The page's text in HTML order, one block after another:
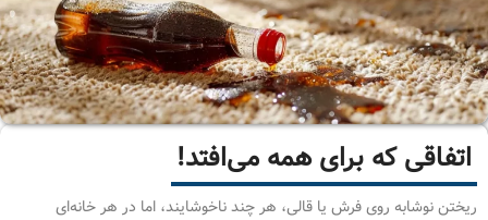
اتفاقی که برای همه می‌افتد!
ریختن نوشابه روی فرش یا قالی، هر چند ناخوشایند، اما در هر خانه‌ای